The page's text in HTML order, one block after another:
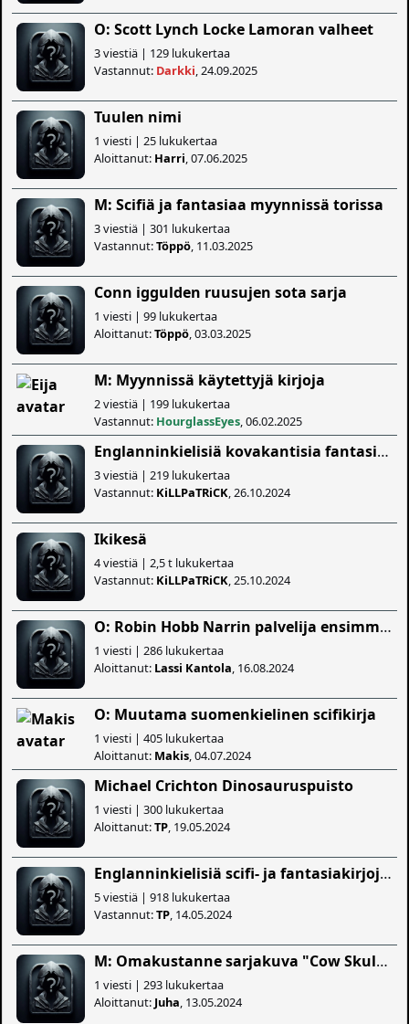
O: Scott Lynch Locke Lamoran valheet
3 viestiä | 129 lukukertaa
Vastannut: Darkki , 24.09.2025
Tuulen nimi
1 viesti | 25 lukukertaa
Aloittanut: Harri , 07.06.2025
M: Scifiä ja fantasiaa myynnissä torissa
3 viestiä | 301 lukukertaa
Vastannut:Töppö , 11.03.2025
Conn iggulden ruusujen sota sarja
1 viesti | 99 lukukertaa
Aloittanut:Töppö , 03.03.2025
M: Myynnissä käytettyjä kirjoja
2 viestiä | 199 lukukertaa
Vastannut: HourglassEyes , 06.02.2025
Englanninkielisiä kovakantisia fantasiakirjoja
3 viestiä | 219 lukukertaa
Vastannut: KiLLPaTRiCK , 26.10.2024
Ikikesä
4 viestiä | 2,5 t lukukertaa
Vastannut: KiLLPaTRiCK , 25.10.2024
O: Robin Hobb Narrin palvelija ensimmäinen painos.
1 viesti | 286 lukukertaa
Aloittanut: Lassi Kantola , 16.08.2024
O: Muutama suomenkielinen scifikirja
1 viesti | 405 lukukertaa
Aloittanut: Makis , 04.07.2024
Michael Crichton Dinosauruspuisto
1 viesti | 300 lukukertaa
Aloittanut:TP , 19.05.2024
Englanninkielisiä scifi- ja fantasiakirjoja torissa
5 viestiä | 918 lukukertaa
Vastannut:TP , 14.05.2024
M: Omakustanne sarjakuva "Cow Skull And the Moon"
1 viesti | 293 lukukertaa
Aloittanut: Juha , 13.05.2024